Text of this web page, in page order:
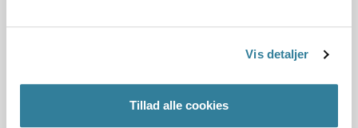
Vis detaljer
Tillad alle cookies
Journalnummer